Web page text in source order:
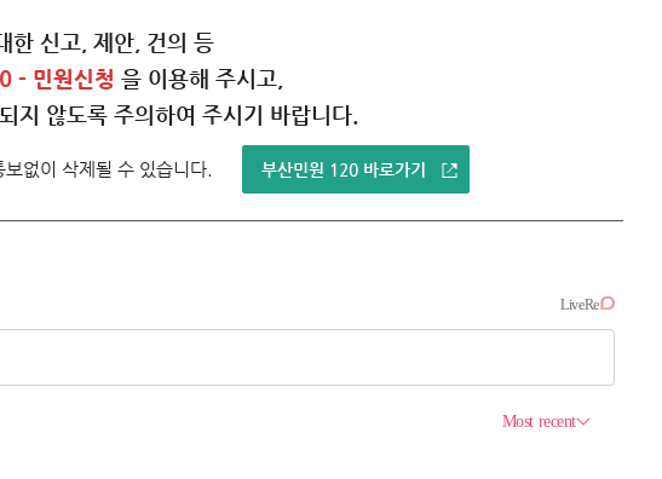
한 신고, 제안, 건의 등
- 민원신청 을 이용해 주시고,
지 않도록 주의하여 주시기 바랍니다.
없이 삭제될 수 있습니다. 부산민원 120 바로가기